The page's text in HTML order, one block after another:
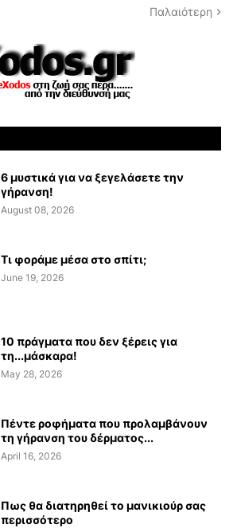
Παλαιότερη
6 μυστικά για να ξεγελάσετε την
γήρανση!
August 08, 2026
Τι φοράμε μέσα στο σπίτι;
June 19, 2026
10 πράγματα που δεν ξέρεις για
τη...μάσκαρα!
May 28, 2026
Πέντε ροφήματα που προλαμβάνουν
τη γήρανση του δέρματος...
April 16, 2026
Πως θα διατηρηθεί το μανικιούρ σας
περισσότερο